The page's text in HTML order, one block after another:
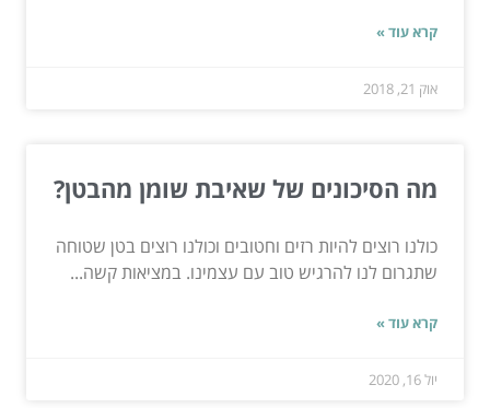
קרא עוד »
אוק 21, 2018
מה הסיכונים של שאיבת שומן מהבטן?
כולנו רוצים להיות רזים וחטובים וכולנו רוצים בטן שטוחה
שתגרום לנו להרגיש טוב עם עצמינו. במציאות קשה...
קרא עוד »
יול 16, 2020